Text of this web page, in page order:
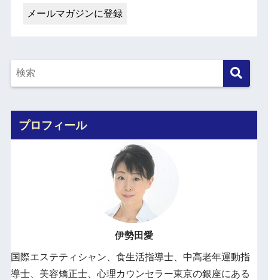
プロフィール
伊勢田愛
国際エステティシャン、食生活指導士、中高老年運動指
導士、美容矯正士、心理カウンセラー東京の銀座にある